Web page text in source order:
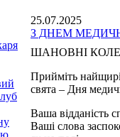
25.07.2025
З ДНЕМ
ШАНОВНІ
Прийміть
свята – Дня
Ваша відданість
Ваші слова